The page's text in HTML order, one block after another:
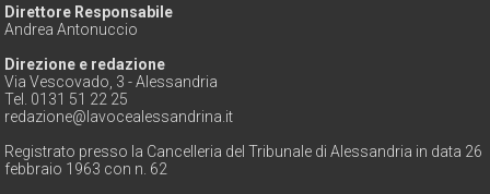
Direttore Responsabile
Andrea Antonuccio
Direzione e redazione
Via Vescovado, 3 - Alessandria
Tel. 0131 51 22 25
redazione@lavocealessandrina.it
Registrato presso la Cancelleria del Tribunale di Alessandria in data 26
febbraio 1963 con n. 62